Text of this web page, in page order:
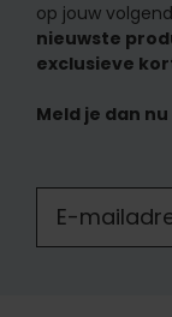
op jouw
nieuwste
exclusieve
Meld je dan